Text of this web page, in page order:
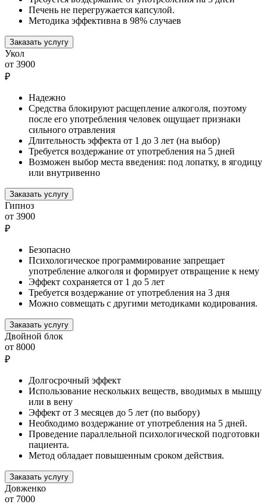
Печень не перегружается капсулой.
Методика эффективна в 98% случаев
Заказать услугу
Укол
от 3900
₽
Надежно
Средства блокируют расщепление алкоголя, поэтому
после его употребления человек ощущает признаки
сильного отравления
Длительность эффекта от 1 до 3 лет (на выбор)
Требуется воздержание от употребления на 5 дней
Возможен выбор места введения: под лопатку, в ягодицу
или внутривенно
Заказать услугу
Гипноз
от 3900
₽
Безопасно
Психологическое программирование запрещает
употребление алкоголя и формирует отвращение к нему
Эффект сохраняется от 1 до 5 лет
Требуется воздержание от употребления на 3 дня
Можно совмещать с другими методиками кодирования.
Заказать услугу
Двойной блок
от 8000
₽
Долгосрочный эффект
Использование нескольких веществ, вводимых в мышцу
или в вену
Эффект от 3 месяцев до 5 лет (по выбору)
Необходимо воздержание от употребления на 5 дней.
Проведение параллельной психологической подготовки
пациента.
Метод обладает повышенным сроком действия.
Заказать услугу
Довженко
от 7000